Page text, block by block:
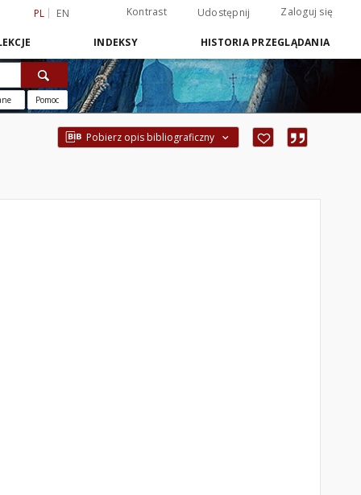
PL EN Kontrast Udostępnij Zaloguj się
INDEKSY HISTORIA PRZEGLĄDANIA
Pomoc
Pobierz opis bibliograficzny